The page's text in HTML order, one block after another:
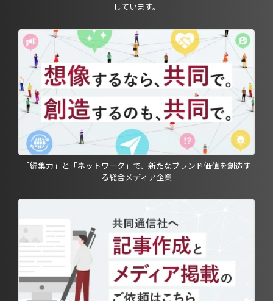
しています。
「編集力」と「ネットワーク」で、新たなブランド価値を創造す
る総合メディア企業